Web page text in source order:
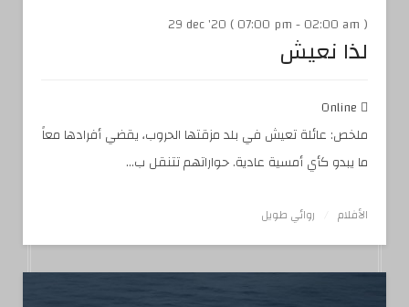
29 dec '20 ( 07:00 pm - 02:00 am )
لذا نعيش
ملخص: عائلة تعيش في بلد مزقتها الحروب، يقضي أفرادها معاً
ما يبدو كأي أمسية عادية. حواراتهم تتنقل ب...
الأفلام روائي طويل